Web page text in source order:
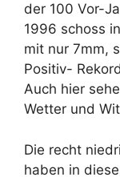
der 100 Vor-
1996 schoss
mit nur 7mm,
Positiv-
Auch hier
Wetter und
Die recht
haben in